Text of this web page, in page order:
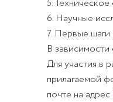
5.
6. Научные
7. Первые шаги
В
Для участия в
прилагаемой
почте на адрес